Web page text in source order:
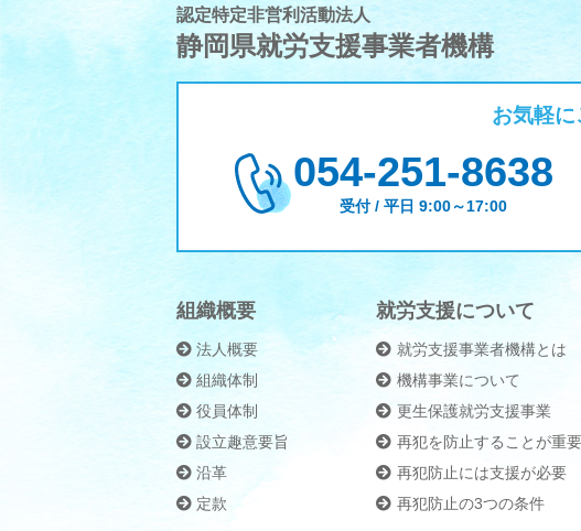
認定特定非営利活動法人
静岡県就労支援事業者機構
お気軽
054-251-8638
受付 / 平日 9:00～17:00
組織概要
法人概要
組織体制
役員体制
設立趣意要旨
沿革
定款
就労支援について
就労支援事業者機構とは
機構事業について
更生保護就労支援事業
再犯を防止することが重要
再犯防止には支援が必要
再犯防止の3つの条件